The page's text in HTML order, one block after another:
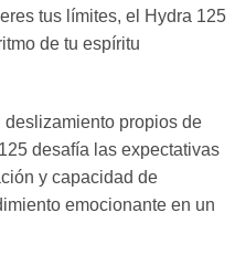
tus límites, el Hydra 125
de tu espíritu
propios de
desafía las expectativas
y capacidad de
emocionante en un